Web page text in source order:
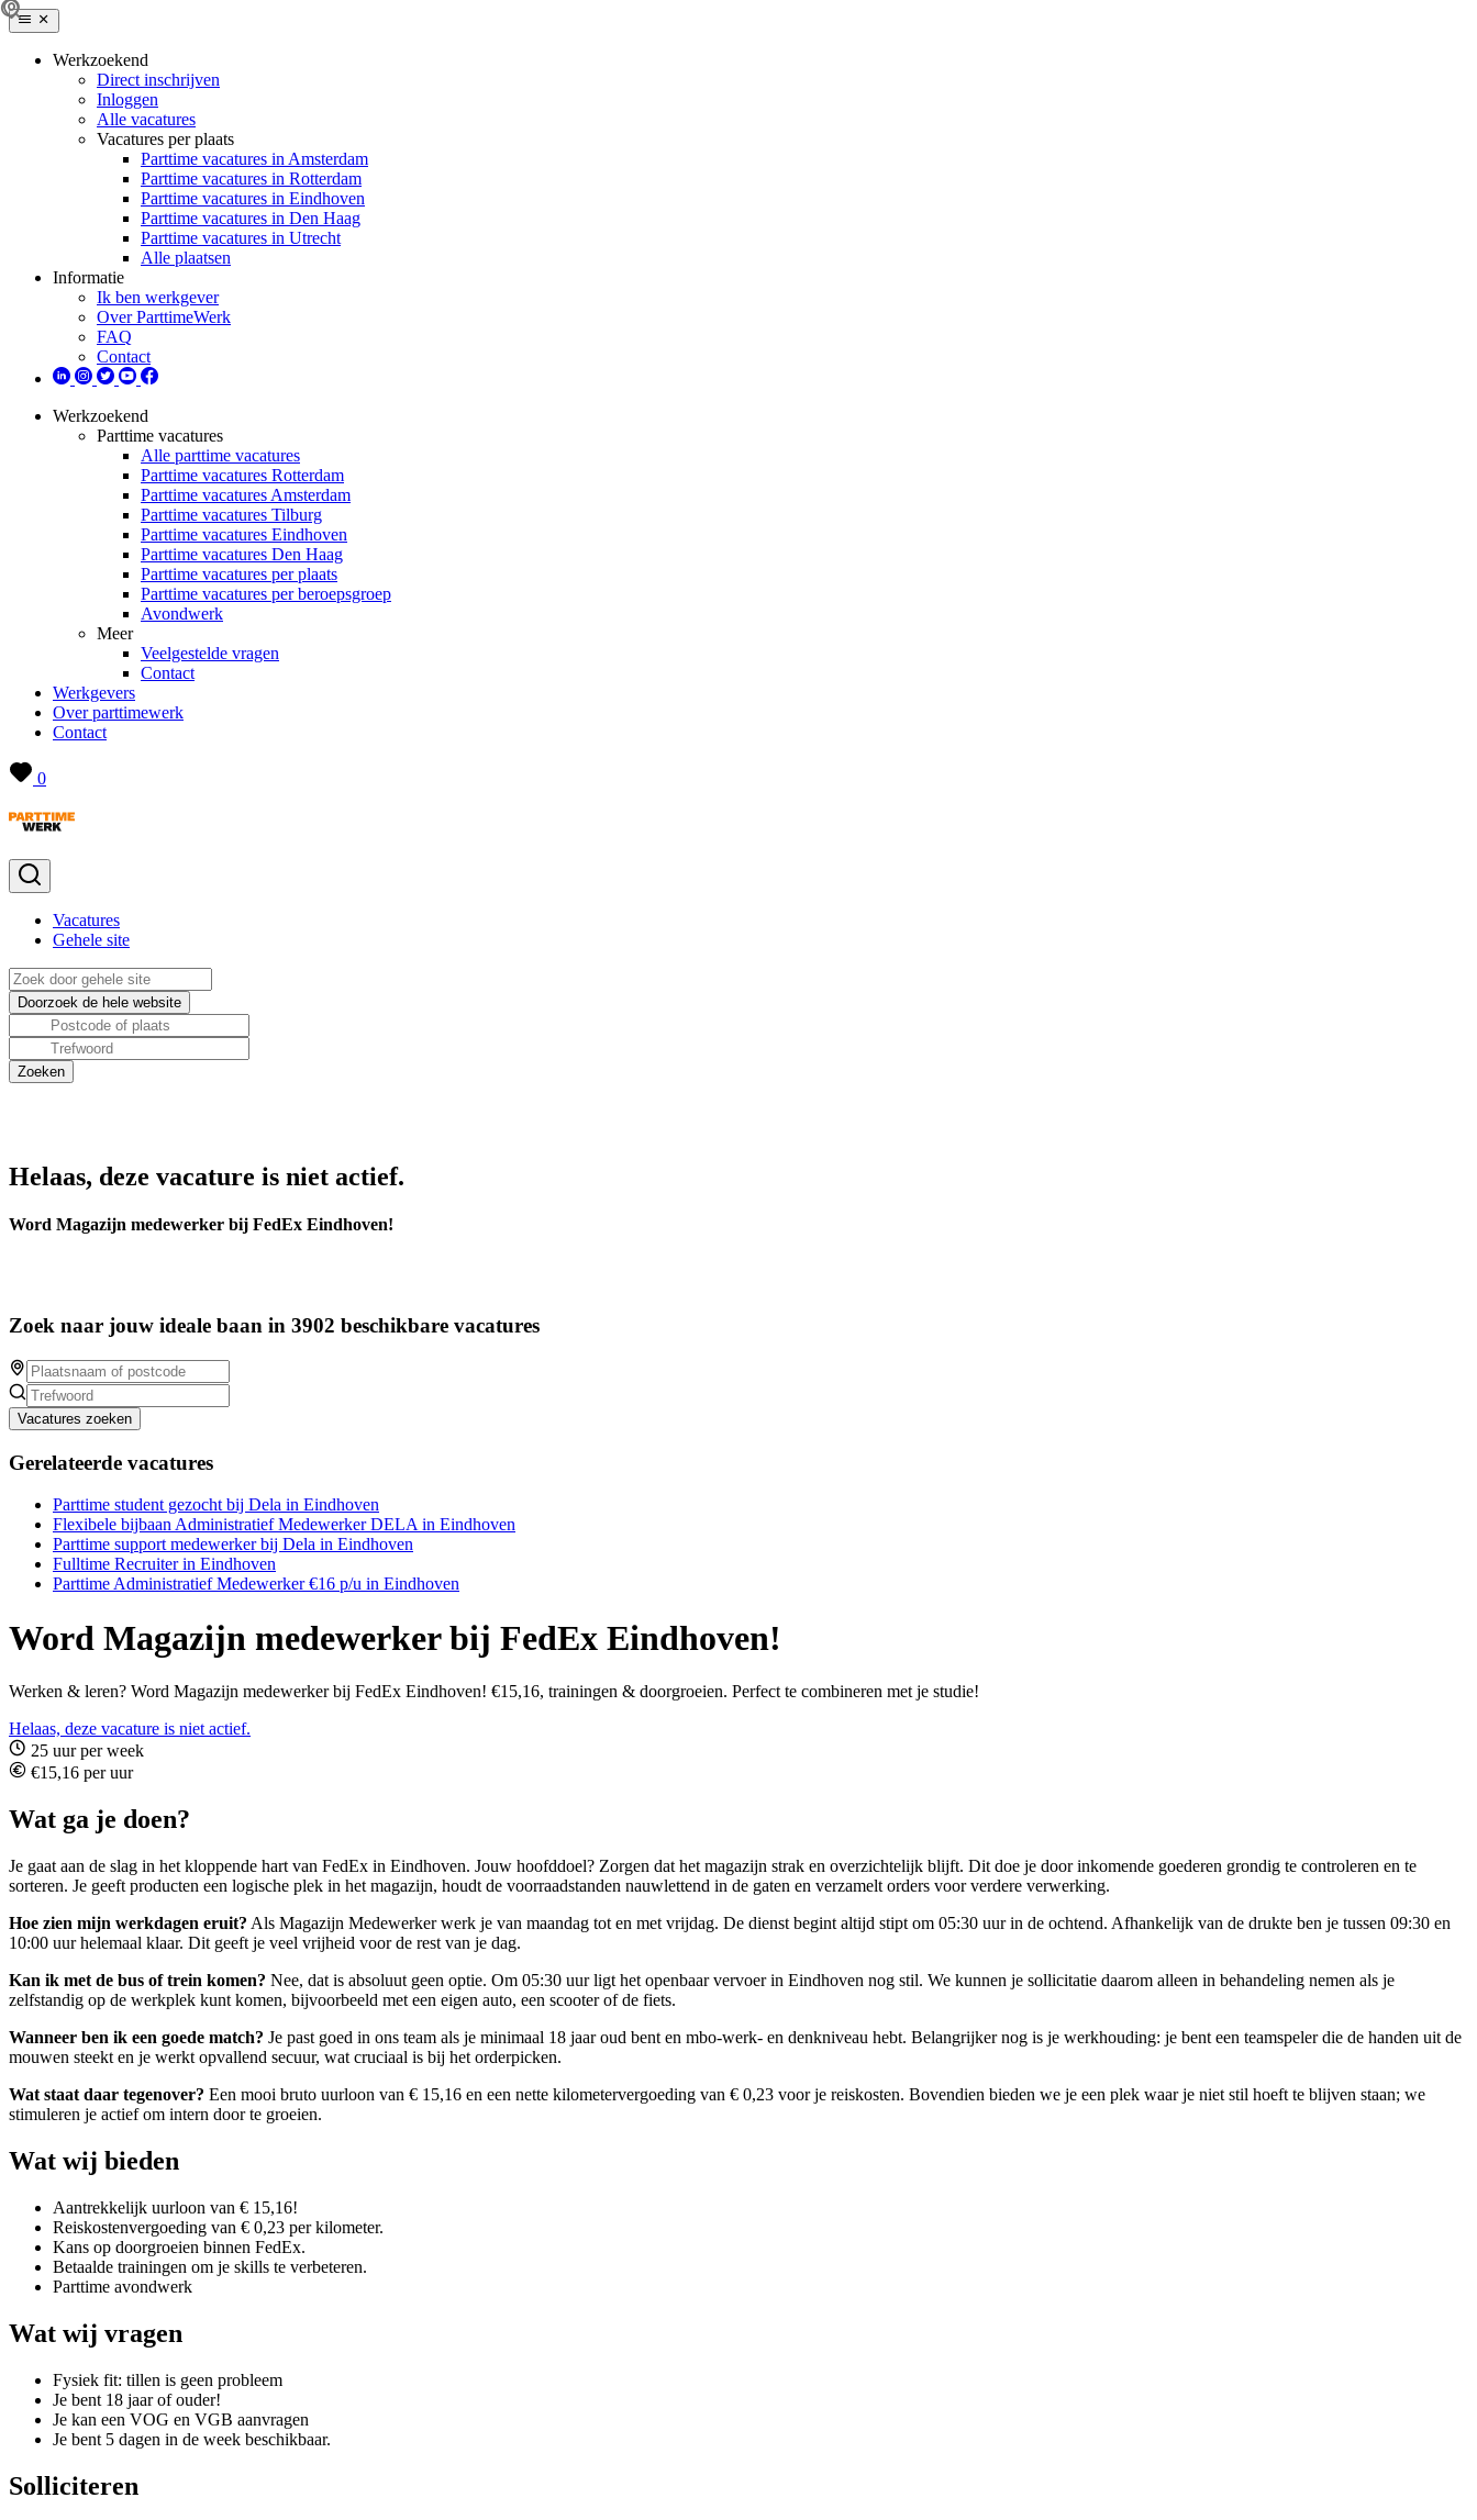
Werkzoekend
Direct inschrijven
Inloggen
Alle vacatures
Vacatures per plaats
Parttime vacatures in Amsterdam
Parttime vacatures in Rotterdam
Parttime vacatures in Eindhoven
Parttime vacatures in Den Haag
Parttime vacatures in Utrecht
Alle plaatsen
Informatie
Ik ben werkgever
Over ParttimeWerk
FAQ
Contact
Werkzoekend
Parttime vacatures
Alle parttime vacatures
Parttime vacatures Rotterdam
Parttime vacatures Amsterdam
Parttime vacatures Tilburg
Parttime vacatures Eindhoven
Parttime vacatures Den Haag
Parttime vacatures per plaats
Parttime vacatures per beroepsgroep
Avondwerk
Meer
Veelgestelde vragen
Contact
Werkgevers
Over parttimewerk
Contact
0
Vacatures
Gehele site
Helaas, deze vacature is niet actief.
Word Magazijn medewerker bij FedEx Eindhoven!
Zoek naar jouw ideale baan in 3902 beschikbare vacatures
Vacatures zoeken
Gerelateerde vacatures
Parttime student gezocht bij Dela in Eindhoven
Flexibele bijbaan Administratief Medewerker DELA in Eindhoven
Parttime support medewerker bij Dela in Eindhoven
Fulltime Recruiter in Eindhoven
Parttime Administratief Medewerker €16 p/u in Eindhoven
Word Magazijn medewerker bij FedEx Eindhoven!
Werken & leren? Word Magazijn medewerker bij FedEx Eindhoven! €15,16, trainingen & doorgroeien. Perfect te combineren met je studie!
Helaas, deze vacature is niet actief.
25 uur per week
€15,16 per uur
Wat ga je doen?
Je gaat aan de slag in het kloppende hart van FedEx in Eindhoven. Jouw hoofddoel? Zorgen dat het magazijn strak en overzichtelijk blijft. Dit doe je door inkomende goederen grondig te controleren en te
sorteren. Je geeft producten een logische plek in het magazijn, houdt de voorraadstanden nauwlettend in de gaten en verzamelt orders voor verdere verwerking.
Hoe zien mijn werkdagen eruit? Als Magazijn Medewerker werk je van maandag tot en met vrijdag. De dienst begint altijd stipt om 05:30 uur in de ochtend. Afhankelijk van de drukte ben je tussen 09:30 en
10:00 uur helemaal klaar. Dit geeft je veel vrijheid voor de rest van je dag.
Kan ik met de bus of trein komen? Nee, dat is absoluut geen optie. Om 05:30 uur ligt het openbaar vervoer in Eindhoven nog stil. We kunnen je sollicitatie daarom alleen in behandeling nemen als je
zelfstandig op de werkplek kunt komen, bijvoorbeeld met een eigen auto, een scooter of de fiets.
Wanneer ben ik een goede match? Je past goed in ons team als je minimaal 18 jaar oud bent en mbo-werk- en denkniveau hebt. Belangrijker nog is je werkhouding: je bent een teamspeler die de handen uit de
mouwen steekt en je werkt opvallend secuur, wat cruciaal is bij het orderpicken.
Wat staat daar tegenover? Een mooi bruto uurloon van € 15,16 en een nette kilometervergoeding van € 0,23 voor je reiskosten. Bovendien bieden we je een plek waar je niet stil hoeft te blijven staan; we
stimuleren je actief om intern door te groeien.
Wat wij bieden
Aantrekkelijk uurloon van € 15,16!
Reiskostenvergoeding van € 0,23 per kilometer.
Kans op doorgroeien binnen FedEx.
Betaalde trainingen om je skills te verbeteren.
Parttime avondwerk
Wat wij vragen
Fysiek fit: tillen is geen probleem
Je bent 18 jaar of ouder!
Je kan een VOG en VGB aanvragen
Je bent 5 dagen in de week beschikbaar.
Solliciteren